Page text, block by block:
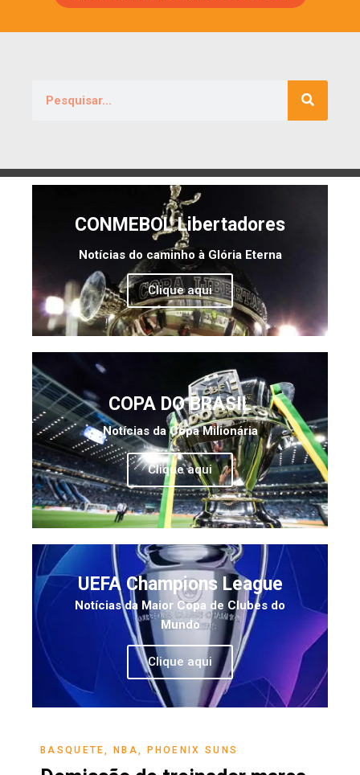
CONMEBOL Libertadores
Notícias do caminho à Glória Eterna
Clique aqui
COPA DO BRASIL
Notícias da Copa Milionária
Clique aqui
UEFA Champions League
Notícias da Maior Copa de Clubes do
Mundo
Clique aqui
BASQUETE ,NBA PHOENIX SUNS